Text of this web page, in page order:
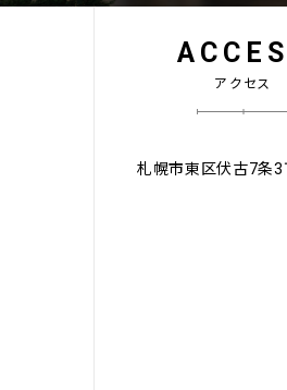
アクセス
札幌市東区伏古7条